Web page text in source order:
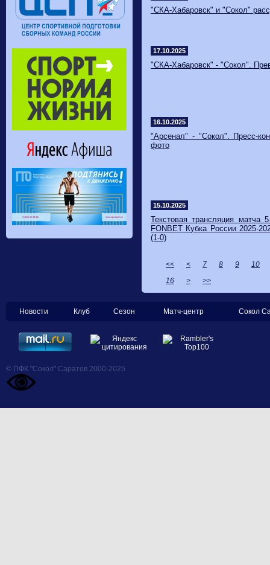
"СКА-Хабаровск" и "Сокол"
17.10.2025
"СКА-Хабаровск" - "Сокол".
16.10.2025
"Арсенал" - "Сокол". Пресс-
фото
15.10.2025
Текстовая трансляция матча
FONBET Кубка России 2025-
(1-0)
<< < 7 8 9
10
16
> >>
Новости Клуб Сезон Матч-центр Сокол
© ПФК "Сокол" Саратов 2000-2025